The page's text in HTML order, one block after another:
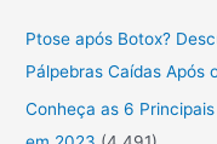
r
Ptose após Botox?
Pálpebras Caídas Após
Conheça as 6